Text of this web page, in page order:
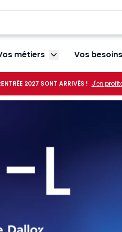
métiers Afficher le sous-
Vos besoins
2027 SONT ARRIVÉS ! J'en